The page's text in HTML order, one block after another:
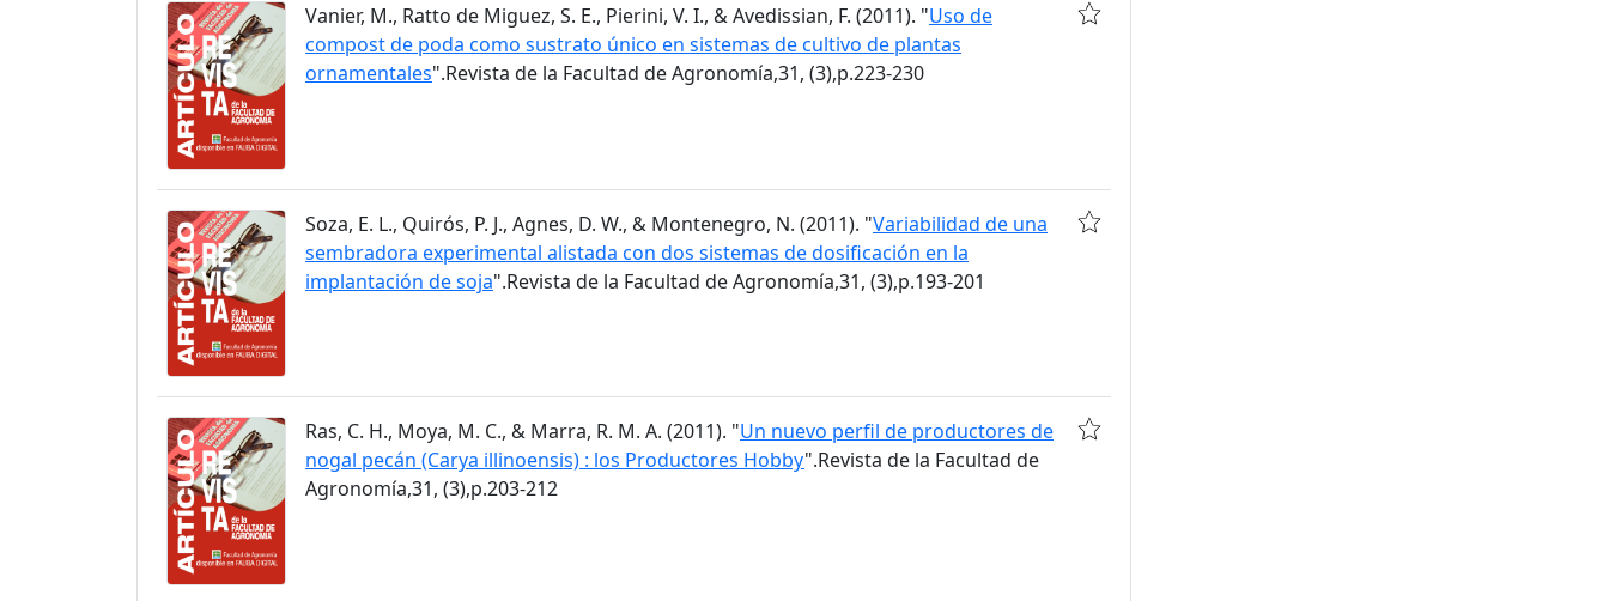
Vanier, M., Ratto de Miguez, S. E., Pierini, V. I., & Avedissian, F. (2011). "Uso de
compost de poda como sustrato único en sistemas de cultivo de plantas
ornamentales".Revista de la Facultad de Agronomía,31, (3),p.223-230
Soza, E. L., Quirós, P. J., Agnes, D. W., & Montenegro, N. (2011). "Variabilidad de una
sembradora experimental alistada con dos sistemas de dosificación en la
implantación de soja".Revista de la Facultad de Agronomía,31, (3),p.193-201
Ras, C. H., Moya, M. C., & Marra, R. M. A. (2011). "Un nuevo perfil de productores de
nogal pecán (Carya illinoensis) : los Productores Hobby".Revista de la Facultad de
Agronomía,31, (3),p.203-212